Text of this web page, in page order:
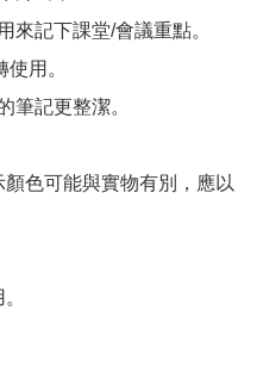
來記下課堂/會議重點。
用。
筆記更整潔。
色可能與實物有別，應以